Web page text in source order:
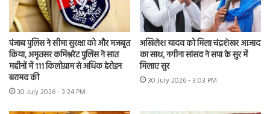
पंजाब पुलिस ने सीमा सुरक्षा को और मजबूत
किया, अमृतसर कमिश्नरेट पुलिस ने सात
महीनों में 111 किलोग्राम से अधिक हेरोइन
बरामद की
30 July 2026 - 3:24 PM
अखिलेश यादव को मिला चंद्रशेखर आजाद
का साथ, नगीना सांसद ने सपा के सुर में
मिलाए सुर
30 July 2026 - 3:03 PM